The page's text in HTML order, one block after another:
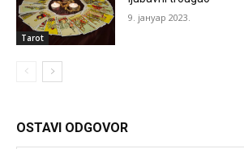
Tarot
9. јануар 2023.
OSTAVI ODGOVOR